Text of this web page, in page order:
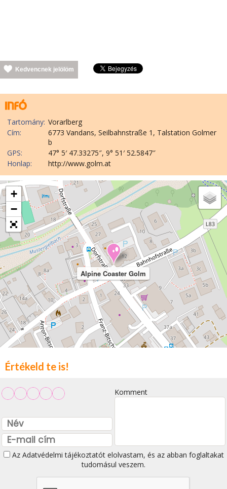
Kedvencnek jelölöm
Tartomány: Vorarlberg
Cím:
6773 Vandans, Seilbahnstraße 1, Talstation Golmer
b
GPS:
47° 5′ 47.33275″, 9° 51′ 52.5847″
Honlap:
http://www.golm.at
Alpine Coaster Golm
+
−
Értékeld te is!
Komment
Az Adatvédelmi tájékoztatótelolvastam, és az abban foglaltakat
tudomásul veszem.